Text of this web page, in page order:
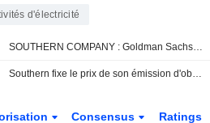
d'électricité
SOUTHERN COMPANY : Goldman Sachs neutre sur le dossier
Southern fixe le prix de son émission d'obligations convertibles de premier rang pour 2,38 milliards de dollars
Consensus Ratings